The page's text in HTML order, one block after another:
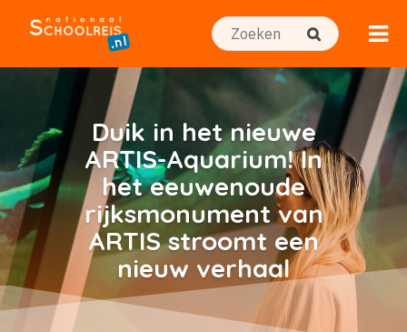
Duik in het nieuwe
ARTIS-Aquarium! In
het eeuwenoude
rijksmonument van
ARTIS stroomt een
nieuw verhaal